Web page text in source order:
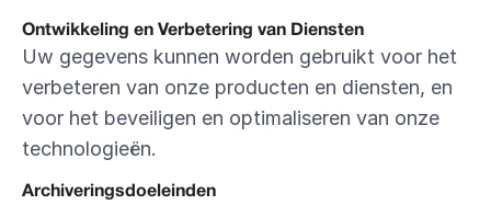
Ontwikkeling en Verbetering van Diensten
Uw gegevens kunnen worden gebruikt voor het
verbeteren van onze producten en diensten, en
voor het beveiligen en optimaliseren van onze
technologieën.
Archiveringsdoeleinden